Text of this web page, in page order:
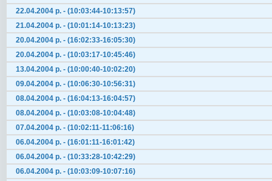
22.04.2004 р. - (10:03:44-10:13:57)
21.04.2004 р. - (10:01:14-10:13:23)
20.04.2004 р. - (16:02:33-16:05:30)
20.04.2004 р. - (10:03:17-10:45:46)
13.04.2004 р. - (10:00:40-10:02:20)
09.04.2004 р. - (10:06:30-10:56:31)
08.04.2004 р. - (16:04:13-16:04:57)
08.04.2004 р. - (10:03:08-10:04:48)
07.04.2004 р. - (10:02:11-11:06:16)
06.04.2004 р. - (16:01:11-16:01:42)
06.04.2004 р. - (10:33:28-10:42:29)
06.04.2004 р. - (10:03:09-10:07:16)